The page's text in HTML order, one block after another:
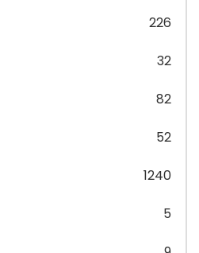
226
32
82
52
1240
5